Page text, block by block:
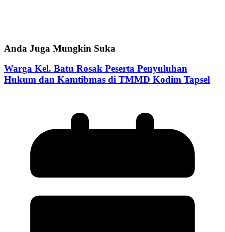
Anda Juga Mungkin Suka
Warga Kel. Batu Rosak Peserta Penyuluhan
Hukum dan Kamtibmas di TMMD Kodim Tapsel